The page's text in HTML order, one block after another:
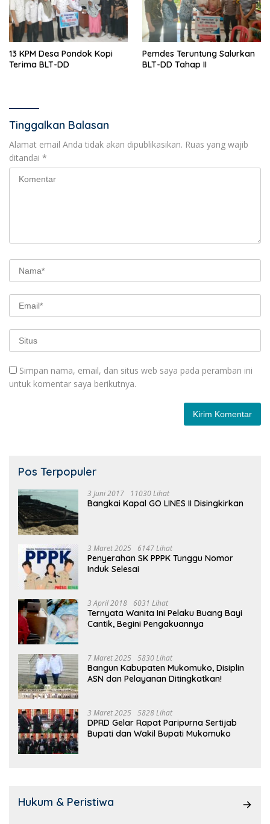
13 KPM Desa Pondok Kopi
Terima BLT-DD
Pemdes Teruntung Salurkan
BLT-DD Tahap II
Tinggalkan Balasan
Alamat email Anda tidak akan dipublikasikan. Ruas yang wajib
ditandai *
Simpan nama, email, dan situs web saya pada peramban ini
untuk komentar saya berikutnya.
Pos Terpopuler
3 Juni 2017 11030 Lihat
Bangkai Kapal GO LINES II Disingkirkan
3 Maret 2025 6147 Lihat
Penyerahan SK PPPK Tunggu Nomor
Induk Selesai
3 April 2018 6031 Lihat
Ternyata Wanita Ini Pelaku Buang Bayi
Cantik, Begini Pengakuannya
7 Maret 2025 5830 Lihat
Bangun Kabupaten Mukomuko, Disiplin
ASN dan Pelayanan Ditingkatkan!
3 Maret 2025 5828 Lihat
DPRD Gelar Rapat Paripurna Sertijab
Bupati dan Wakil Bupati Mukomuko
Hukum & Peristiwa